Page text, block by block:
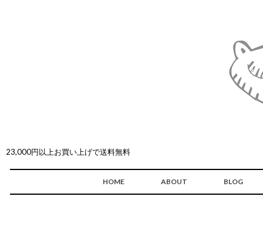
23,000円以上お買い上げで送料無料
HOME ABOUT BLOG